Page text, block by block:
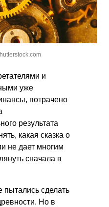
и
уже
потрачено
результата
какая сказка о
не дает многим
сначала в
пытались сделать
Но в